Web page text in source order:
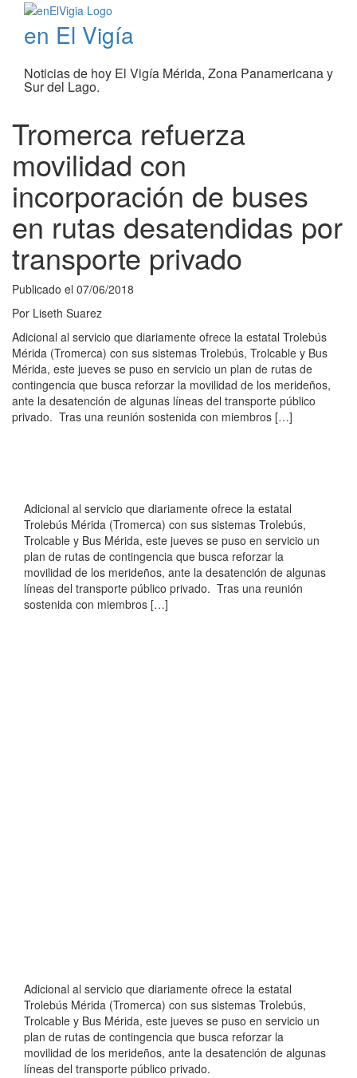
en El Vigía
Noticias de hoy El Vigía Mérida, Zona Panamericana y
Sur del Lago.
Tromerca refuerza
movilidad con
incorporación de buses
en rutas desatendidas por
transporte privado
Publicado el 07/06/2018
Por Liseth Suarez
Adicional al servicio que diariamente ofrece la estatal Trolebús
Mérida (Tromerca) con sus sistemas Trolebús, Trolcable y Bus
Mérida, este jueves se puso en servicio un plan de rutas de
contingencia que busca reforzar la movilidad de los merideños,
ante la desatención de algunas líneas del transporte público
privado. Tras una reunión sostenida con miembros […]
Adicional al servicio que diariamente ofrece la estatal
Trolebús Mérida (Tromerca) con sus sistemas Trolebús,
Trolcable y Bus Mérida, este jueves se puso en servicio un
plan de rutas de contingencia que busca reforzar la
movilidad de los merideños, ante la desatención de algunas
líneas del transporte público privado. Tras una reunión
sostenida con miembros […]
Adicional al servicio que diariamente ofrece la estatal
Trolebús Mérida (Tromerca) con sus sistemas Trolebús,
Trolcable y Bus Mérida, este jueves se puso en servicio un
plan de rutas de contingencia que busca reforzar la
movilidad de los merideños, ante la desatención de algunas
líneas del transporte público privado.